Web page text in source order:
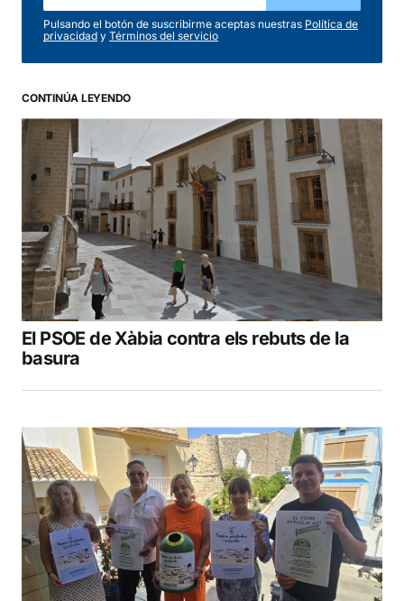
Pulsando el botón de suscribirme aceptas nuestras Política de
privacidad y Términos del servicio
CONTINÚA LEYENDO
El PSOE de Xàbia contra els rebuts de la
basura